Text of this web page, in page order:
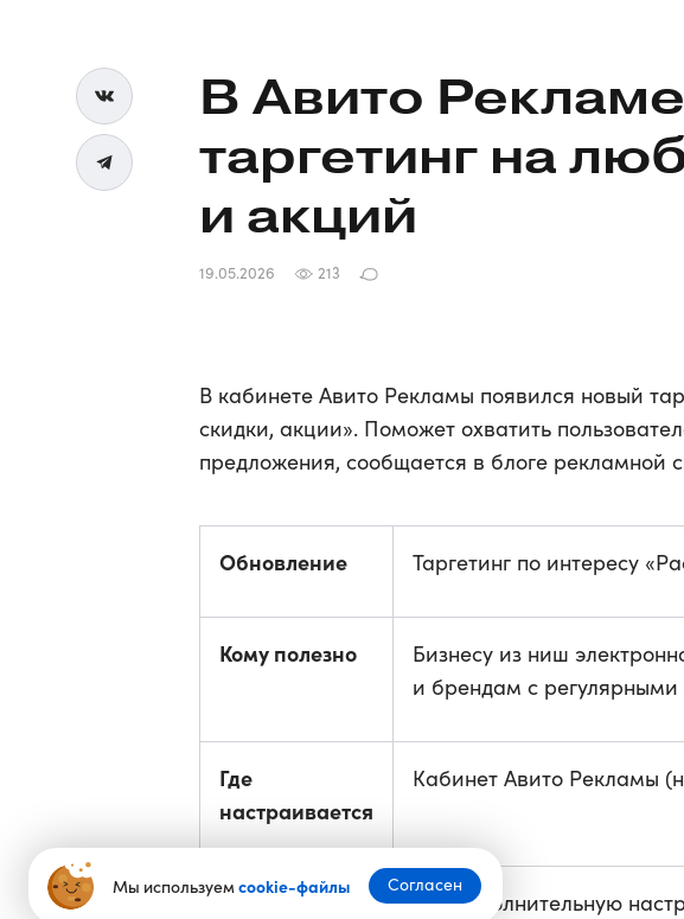
Мы используемcookie-файлы Согласен
В Авито
таргетинг на
и акций
19.05.2026 213
В кабинете Авито Рекламы появился новый
скидки, акции». Поможет охватить
предложения, сообщается в блоге рекламной
Обновление Таргетинг по интересу
Кому полезно
Бизнесу из ниш
и брендам с
Где
настраивается
Кабинет Авито Рекламы
Как
Как дополнительную